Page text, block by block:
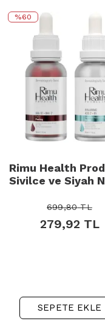
%60
Rimu Health
Sivilce ve Siyah
699,80TL
279,92 TL
SEPETE EKLE